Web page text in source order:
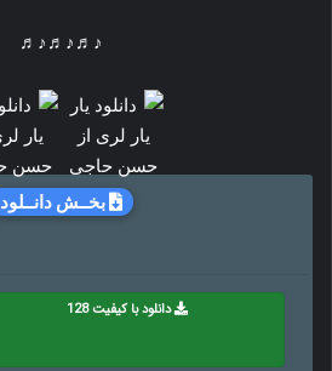
♪♬♪♬♪♬
بخــش دانــلود
دانلود با کیفیت 128